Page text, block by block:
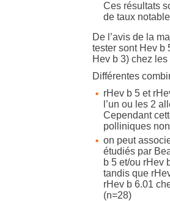
Ces résultats
de taux
De l’avis de la
tester sont Hev b
Hev b 3) chez
Différentes
rHev b 5 et
l’un ou les 2
Cependant
polliniques
on peut
étudiés par
b 5 et/ou rHev
tandis que
rHev b 6.01
(n=28)